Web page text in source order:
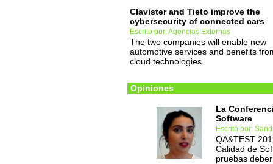
Clavister and Tieto improve the
cybersecurity of connected cars
Escrito por: Agencias Externas
The two companies will enable new
automotive services and benefits
cloud technologies.
Opiniones
La
Software
Escrito por:
QA&TEST
Calidad de
pruebas